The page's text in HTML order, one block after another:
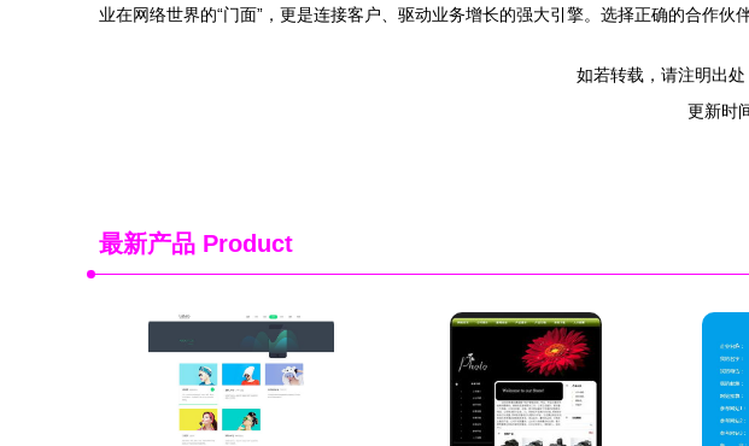
业在网络世界的“门面”，更是连接客户、驱动业务增长的强大引擎。选择正确的合作
如若转载，请注明出
更新时
最新产品 Product